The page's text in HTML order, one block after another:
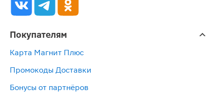
Покупателям
Карта Магнит Плюс
Промокоды Доставки
Бонусы от партнёров